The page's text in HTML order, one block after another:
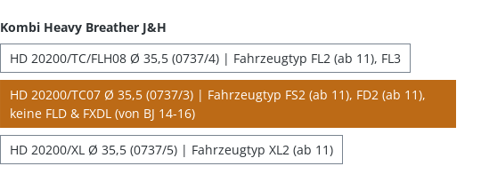
Kombi Heavy Breather J&H
HD 20200/TC/FLH08 Ø 35,5 (0737/4) | Fahrzeugtyp FL2 (ab 11), FL3
HD 20200/TC07 Ø 35,5 (0737/3) | Fahrzeugtyp FS2 (ab 11), FD2 (ab 11),
keine FLD & FXDL (von BJ 14-16)
HD 20200/XL Ø 35,5 (0737/5) | Fahrzeugtyp XL2 (ab 11)